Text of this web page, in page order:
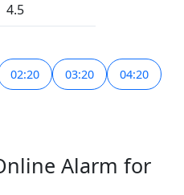
4.5
02:20 03:20 04:20
Alarm for